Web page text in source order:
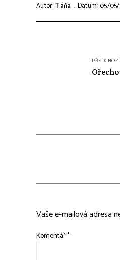
Autor:Táňa Datum: 05/
Vaše e-mailová adresa
Komentář*